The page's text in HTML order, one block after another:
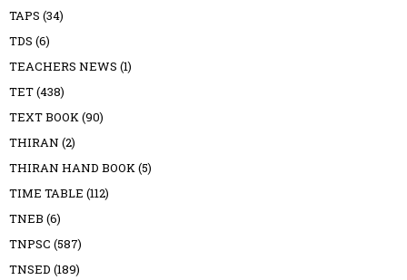
TAPS (34)
TDS (6)
TEACHERS NEWS (1)
TET(438)
TEXT BOOK(90)
THIRAN (2)
THIRAN HAND BOOK(5)
TIME TABLE (112)
TNEB (6)
TNPSC (587)
TNSED (189)